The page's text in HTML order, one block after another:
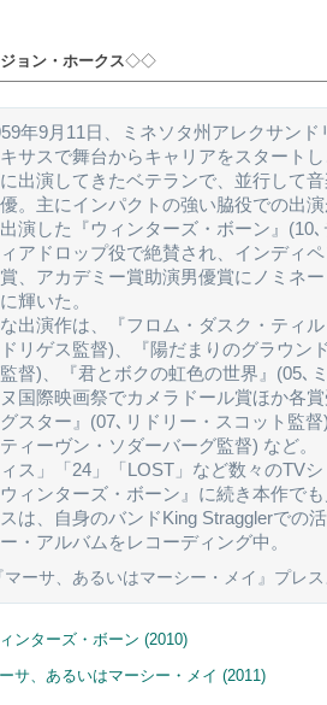
ジョン・ホークス◇◇
年9月11日、ミネソタ州アレクサンド
サスで舞台からキャリアをスタート
出演してきたベテランで、並行して
。主にインパクトの強い脇役での出
演した『ウィンターズ・ボーン』(10
アドロップ役で絶賛され、インディ
、アカデミー賞助演男優賞にノミネ
輝いた。
出演作は、『フロム・ダスク・ティ
ドリゲス監督)、『陽だまりのグラウン
督)、『君とボクの虹色の世界』(05､
国際映画祭でカメラドール賞ほか各
スター』(07､リドリー・スコット監
ィーヴン・ソダーバーグ監督) など
ス」「24」「LOST」など数々のTV
ウィンターズ・ボーン』に続き本作で
は、自身のバンドKing Stragglerでの
ー・アルバムをレコーディング中。
マーサ、あるいはマーシー・メイ』プレ
ンターズ・ボーン (2010)
サ、あるいはマーシー・メイ (2011)